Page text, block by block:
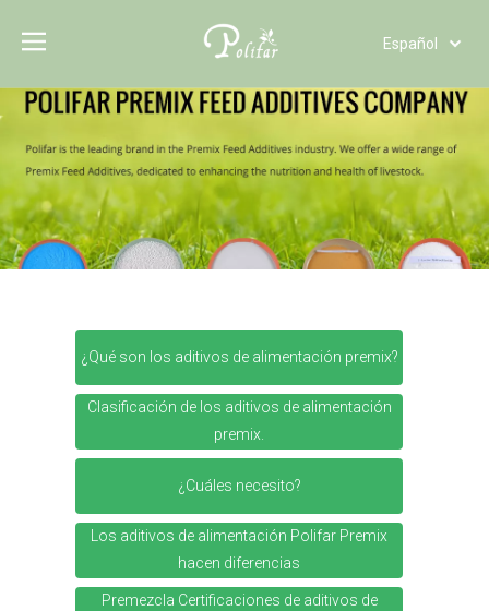
Español
Polski
Italiano
Deutsch
Português
Pусский
English
¿Qué son los aditivos de alimentación premix?
Clasificación de los aditivos de alimentación
premix.
¿Cuáles necesito?
Los aditivos de alimentación Polifar Premix
hacen diferencias
Premezcla Certificaciones de aditivos de